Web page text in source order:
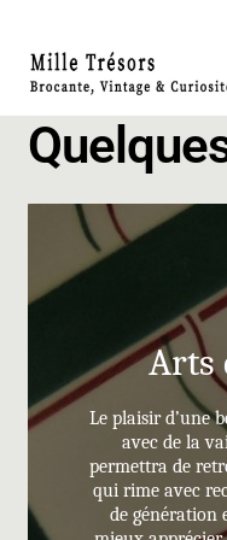
Accueil
Ma Boutique à ROYE
Mon compte
Règlement
Arts
Le plaisir d’une
avec de la
permettra de
qui rime avec
de génération